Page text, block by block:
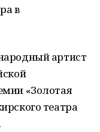
в
артист
«Золотая
театра